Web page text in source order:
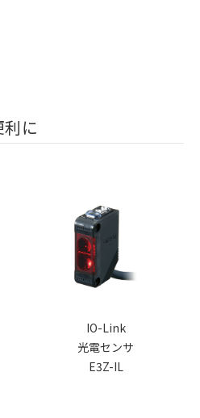
に
IO-Link
光電センサ
E3Z-IL